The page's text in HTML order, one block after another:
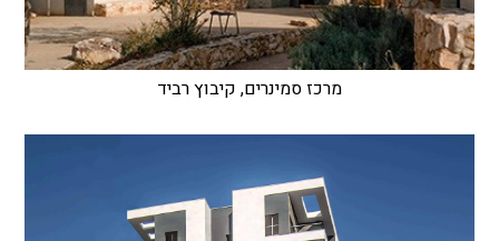
מרכז סמינרים, קיבוץ רביד